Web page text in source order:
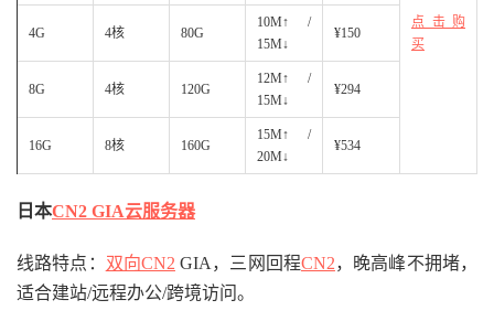
点击购
买
4G 4核 80G
10M↑ /
15M↓
¥150
8G 4核 120G
12M↑ /
15M↓
¥294
16G 8核 160G
15M↑ /
20M↓
¥534
日本CN2 GIA云服务器
线路特点： 双向CN2 GIA，三网回程CN2，晚高峰不拥堵，
适合建站/远程办公/跨境访问。